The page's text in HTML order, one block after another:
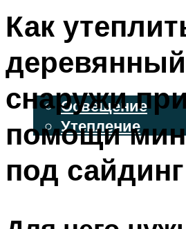
ФАСАДНЫЙ
ОСВЕЩЕНИЕ И
Освещение
Утепление
Как
снаружи
помощи
под сайдинг